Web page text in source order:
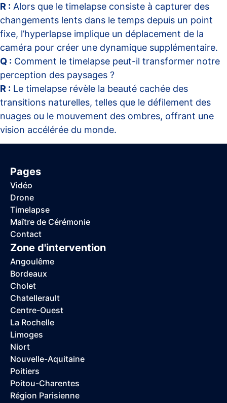
R : Alors que le timelapse consiste à capturer des
changements lents dans le temps depuis un point
fixe, l’hyperlapse implique un déplacement de la
caméra pour créer une dynamique supplémentaire.
Q : Comment le timelapse peut-il transformer notre
perception des paysages ?
R : Le timelapse révèle la beauté cachée des
transitions naturelles, telles que le défilement des
nuages ou le mouvement des ombres, offrant une
vision accélérée du monde.
Pages
Vidéo
Drone
Timelapse
Maître de Cérémonie
Contact
Zone d'intervention
Angoulême
Bordeaux
Cholet
Chatellerault
Centre-Ouest
La Rochelle
Limoges
Niort
Nouvelle-Aquitaine
Poitiers
Poitou-Charentes
Région Parisienne